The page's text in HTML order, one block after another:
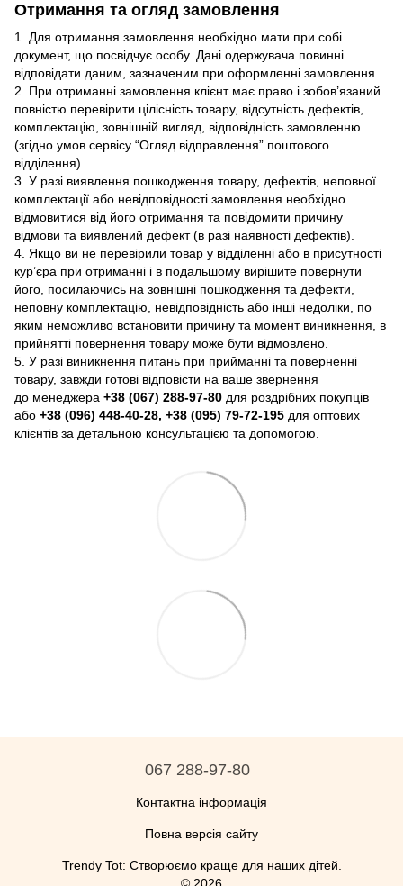
Отримання та огляд замовлення
1. Для отримання замовлення необхідно мати при собі
документ, що посвідчує особу. Дані одержувача повинні
відповідати даним, зазначеним при оформленні замовлення.
2. При отриманні замовлення клієнт має право і зобов’язаний
повністю перевірити цілісність товару, відсутність дефектів,
комплектацію, зовнішній вигляд, відповідність замовленню
(згідно умов сервісу “Огляд відправлення” поштового
відділення).
3. У разі виявлення пошкодження товару, дефектів, неповної
комплектації або невідповідності замовлення необхідно
відмовитися від його отримання та повідомити причину
відмови та виявлений дефект (в разі наявності дефектів).
4. Якщо ви не перевірили товар у відділенні або в присутності
кур’єра при отриманні і в подальшому вирішите повернути
його, посилаючись на зовнішні пошкодження та дефекти,
неповну комплектацію, невідповідність або інші недоліки, по
яким неможливо встановити причину та момент виникнення, в
прийнятті повернення товару може бути відмовлено.
5. У разі виникнення питань при прийманні та поверненні
товару, завжди готові відповісти на ваше звернення
до менеджера +38 (067) 288-97-80 для роздрібних покупців
або +38 (096) 448-40-28, +38 (095) 79-72-195 для оптових
клієнтів за детальною консультацією та допомогою.
067 288-97-80
Контактна інформація
Повна версія сайту
Trendy Tot: Створюємо краще для наших дітей.